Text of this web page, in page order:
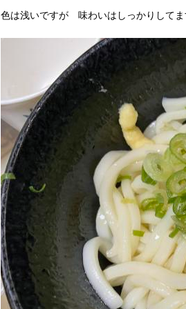
色は浅いですが 味わいはしっかりして